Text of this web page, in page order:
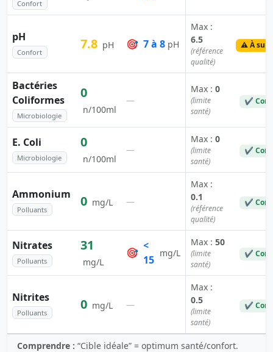
Confort
pH
Confort
7.8 pH 🎯 7 à 8 pH
Max :
6.5
(référence
qualité)
⚠️ À
Bactéries
Coliformes
Microbiologie
0
n/100ml
—
Max : 0
(limite
santé)
✔
E. Coli
Microbiologie
0
n/100ml
—
Max : 0
(limite
santé)
✔
Ammonium
Polluants
0 mg/L —
Max :
0.1
(référence
qualité)
✔
Nitrates
Polluants
31
mg/L
🎯
<
15
mg/L
Max : 50
(limite
santé)
✔
Nitrites
Polluants
0 mg/L —
Max :
0.5
(limite
santé)
✔
Comprendre : “Cible idéale” = optimum santé/confort.